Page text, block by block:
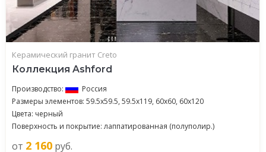
Керамический гранит Creto
Коллекция Ashford
Производство:
Россия
Размеры элементов: 59.5x59.5, 59.5x119, 60x60, 60x120
Цвета: черный
Поверхность и покрытие: лаппатированная (полуполир.)
от 2 160 руб.